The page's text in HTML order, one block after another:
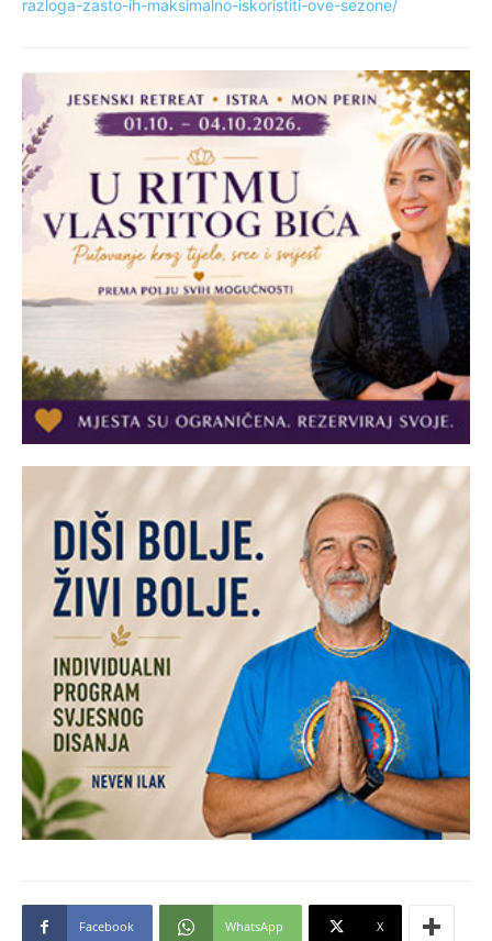
razloga-zasto-ih-maksimalno-iskoristiti-ove-sezone/
Facebook WhatsApp X